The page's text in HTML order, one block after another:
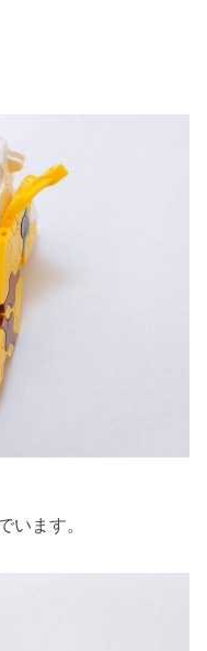
います。